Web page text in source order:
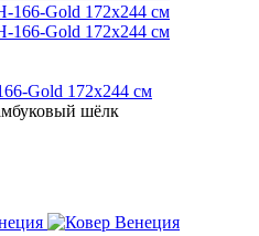
Gold 172x244 см
шёлк